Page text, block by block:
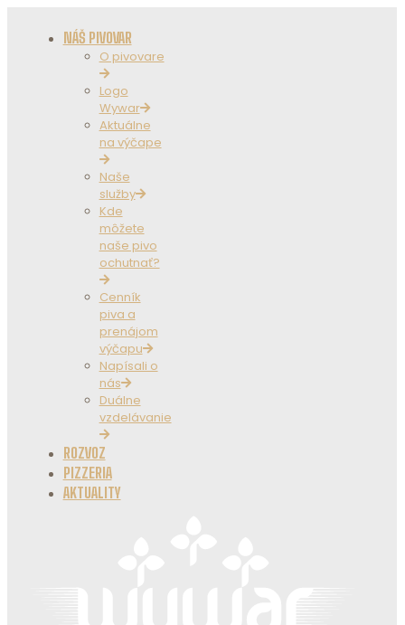
NÁŠ PIVOVAR
O pivovare
Logo
Wywar
Aktuálne
na výčape
Naše
služby
Kde
môžete
naše pivo
ochutnať?
Cenník
piva a
prenájom
výčapu
Napísali o
nás
Duálne
vzdelávanie
ROZVOZ
PIZZERIA
AKTUALITY